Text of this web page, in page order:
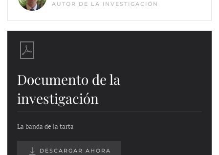
AUTOR DE LA INVESTIGACIÓN
Documento de la
investigación
La banda de la tarta
DESCARGAR AHORA